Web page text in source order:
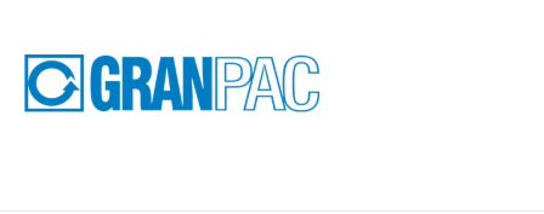
conteúdo